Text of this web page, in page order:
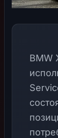
BMW